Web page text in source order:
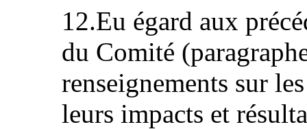
12.Eu égard aux
du Comité
renseignements sur
leurs impacts et